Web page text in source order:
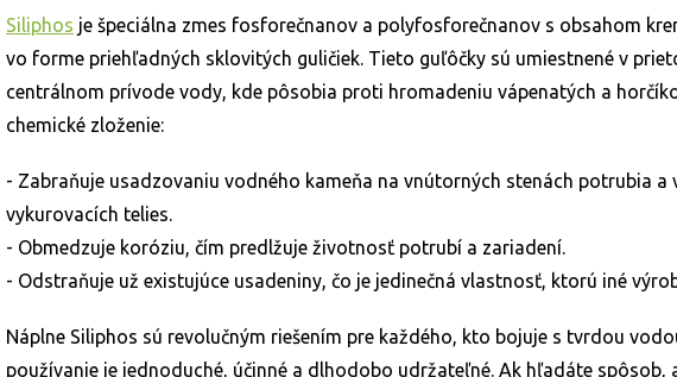
Siliphos je špeciálna zmes fosforečnanov a polyfosforečnanov s obsahom
vo forme priehľadných sklovitých guličiek. Tieto guľôčky sú umiestnené v
centrálnom prívode vody, kde pôsobia proti hromadeniu vápenatých a
chemické zloženie:
- Zabraňuje usadzovaniu vodného kameňa na vnútorných stenách potrubia a
vykurovacích telies.
- Obmedzuje koróziu, čím predlžuje životnosť potrubí a zariadení.
- Odstraňuje už existujúce usadeniny, čo je jedinečná vlastnosť, ktorú iné
Náplne Siliphos sú revolučným riešením pre každého, kto bojuje s tvrdou
používanie je jednoduché, účinné a dlhodobo udržateľné. Ak hľadáte